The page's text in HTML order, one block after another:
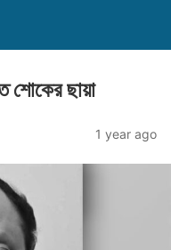
ছায়া
1 year ago